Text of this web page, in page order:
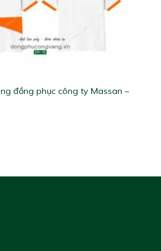
đồng phục công ty Massan –